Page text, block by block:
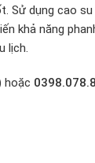
Sử dụng cao
khả năng
lịch.
hoặc